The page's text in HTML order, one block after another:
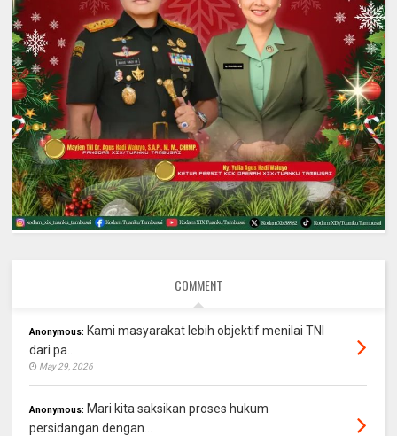
COMMENT
Anonymous: Kami masyarakat lebih objektif menilai TNI
dari pa...
May 29, 2026
Anonymous: Mari kita saksikan proses hukum
persidangan dengan...